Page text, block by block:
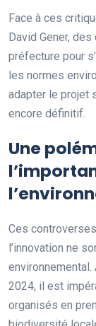
Face à ces
David Gener,
préfecture pour
les normes
adapter le projet
encore définitif.
Une
Ces
l’innovation ne
2024, il est
organisés en